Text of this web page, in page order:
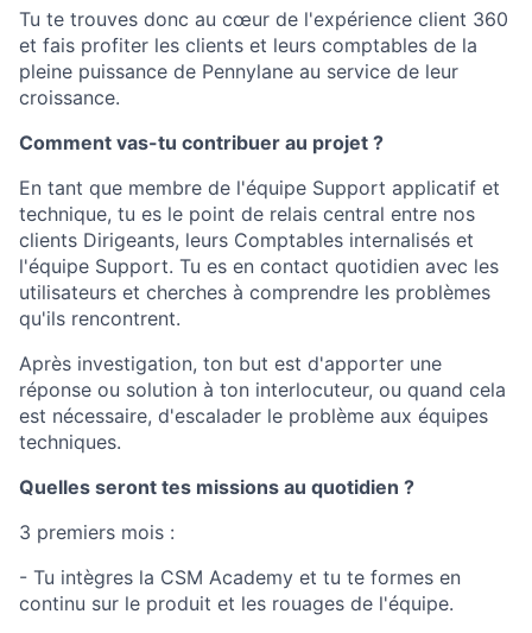
Tu te trouves donc au cœur de l'expérience client 360
et fais profiter les clients et leurs comptables de la
pleine puissance de Pennylane au service de leur
croissance.
Comment vas-tu contribuer au projet ?
En tant que membre de l'équipe Support applicatif et
technique, tu es le point de relais central entre nos
clients Dirigeants, leurs Comptables internalisés et
l'équipe Support. Tu es en contact quotidien avec les
utilisateurs et cherches à comprendre les problèmes
qu'ils rencontrent.
Après investigation, ton but est d'apporter une
réponse ou solution à ton interlocuteur, ou quand cela
est nécessaire, d'escalader le problème aux équipes
techniques.
Quelles seront tes missions au quotidien ?
3 premiers mois :
- Tu intègres la CSM Academy et tu te formes en
continu sur le produit et les rouages de l'équipe.